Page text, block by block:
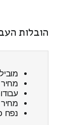
הובלות
מחיר
נפח